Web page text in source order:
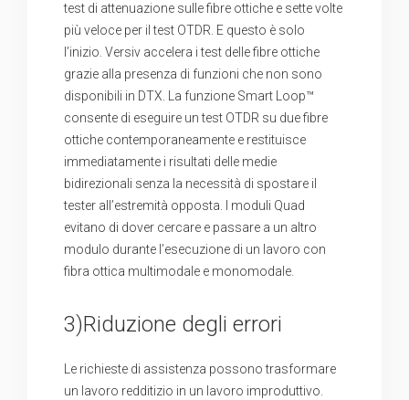
test di attenuazione sulle fibre ottiche e sette volte
più veloce per il test OTDR. E questo è solo
l’inizio. Versiv accelera i test delle fibre ottiche
grazie alla presenza di funzioni che non sono
disponibili in DTX. La funzione Smart Loop™
consente di eseguire un test OTDR su due fibre
ottiche contemporaneamente e restituisce
immediatamente i risultati delle medie
bidirezionali senza la necessità di spostare il
tester all’estremità opposta. I moduli Quad
evitano di dover cercare e passare a un altro
modulo durante l’esecuzione di un lavoro con
fibra ottica multimodale e monomodale.
3)Riduzione degli errori
Le richieste di assistenza possono trasformare
un lavoro redditizio in un lavoro improduttivo.